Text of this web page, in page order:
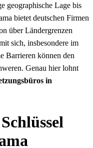
geographische Lage bis
bietet deutschen Firmen
über Ländergrenzen
sich, insbesondere im
Barrieren können den
Genau hier lohnt
in